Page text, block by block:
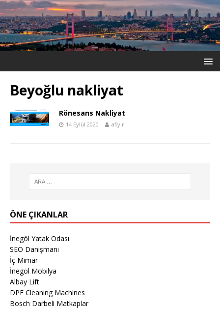
Beyoğlu nakliyat
Rönesans Nakliyat
14 Eylül 2020 afiyir
ÖNE ÇIKANLAR
İnegöl Yatak Odası
SEO Danışmanı
İç Mimar
İnegöl Mobilya
Albay Lift
DPF Cleaning Machines
Bosch Darbeli Matkaplar